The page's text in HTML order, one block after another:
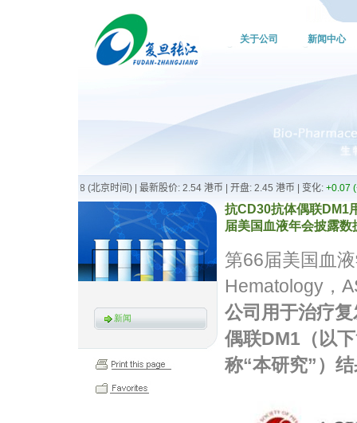
关于公司 新闻中心
新闻
抗CD30抗体偶联DM1
届美国血液年会披露
第66届美国血
Hematology，
公司用于治疗复
偶联DM1 （以
称“本研究”）